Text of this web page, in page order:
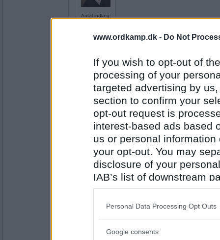
www.ordkamp.dk - Do Not
If you wish to opt-out of
processing of your
targeted advertising by
section to confirm your
opt-out request is
interest-based ads based
us or personal
your opt-out. You may
disclosure of your
IAB’s list of downstream
also be disclosed by us
Downstream Participants
Please note that this
Personal Data Processing Opt Outs
Google consents
Antal indlæg:
422
Iwantar- Ikke længere medlem
Antal indlæg:
TOGHEST
fr-jensen
Antal indlæg:
1313
GHETTOS
Gæt: STØVHYE
Gæt: UDSIMUT